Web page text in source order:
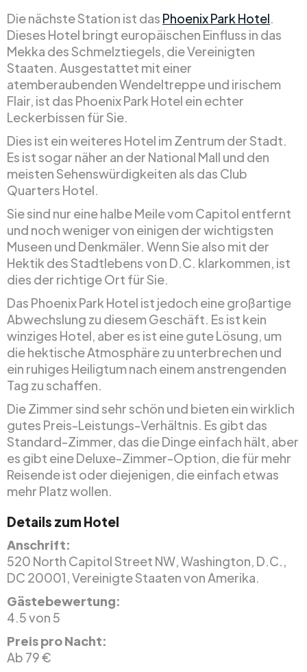
Die nächste Station ist das Phoenix Park Hotel.
Dieses Hotel bringt europäischen Einfluss in das
Mekka des Schmelztiegels, die Vereinigten
Staaten. Ausgestattet mit einer
atemberaubenden Wendeltreppe und irischem
Flair, ist das Phoenix Park Hotel ein echter
Leckerbissen für Sie.
Dies ist ein weiteres Hotel im Zentrum der Stadt.
Es ist sogar näher an der National Mall und den
meisten Sehenswürdigkeiten als das Club
Quarters Hotel.
Sie sind nur eine halbe Meile vom Capitol entfernt
und noch weniger von einigen der wichtigsten
Museen und Denkmäler. Wenn Sie also mit der
Hektik des Stadtlebens von D.C. klarkommen, ist
dies der richtige Ort für Sie.
Das Phoenix Park Hotel ist jedoch eine großartige
Abwechslung zu diesem Geschäft. Es ist kein
winziges Hotel, aber es ist eine gute Lösung, um
die hektische Atmosphäre zu unterbrechen und
ein ruhiges Heiligtum nach einem anstrengenden
Tag zu schaffen.
Die Zimmer sind sehr schön und bieten ein wirklich
gutes Preis-Leistungs-Verhältnis. Es gibt das
Standard-Zimmer, das die Dinge einfach hält, aber
es gibt eine Deluxe-Zimmer-Option, die für mehr
Reisende ist oder diejenigen, die einfach etwas
mehr Platz wollen.
Details zum Hotel
Anschrift:
520 North Capitol Street NW, Washington, D.C.,
DC 20001, Vereinigte Staaten von Amerika.
Gästebewertung:
4.5 von 5
Preis pro Nacht:
Ab 79 €